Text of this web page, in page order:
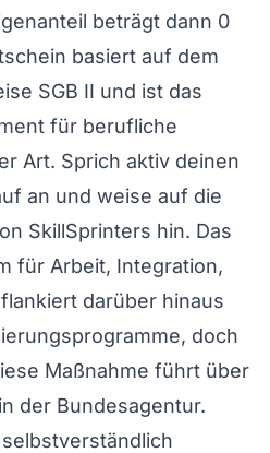
beträgt dann 0
basiert auf dem
SGB II und ist das
für berufliche
Art. Sprich aktiv deinen
an und weise auf die
SkillSprinters hin. Das
für Arbeit, Integration,
darüber hinaus
doch
Maßnahme führt über
der Bundesagentur.